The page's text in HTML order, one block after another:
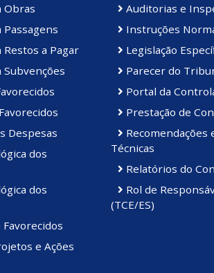
Obras
Passagens
Restos a Pagar
Subvenções
Despesas
dos
dos
e Ações
Auditorias e
Instruções
Legislação
Parecer do
Portal da
Prestação de
Recomendações
Técnicas
Relatórios do
Rol de
(TCE/ES)